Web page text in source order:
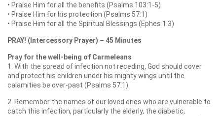
• Praise Him for all the benefits (Psalms 103:1-5)
• Praise Him for his protection (Psalms 57:1)
• Praise Him for all the Spiritual Blessings (Ephes 1:3)
PRAY! (Intercessory Prayer) – 45 Minutes
Pray for the well-being of Carmeleans
1. With the spread of infection not receding, God should cover
and protect his children under his mighty wings until the
calamities be over-past (Psalms 57:1)
2. Remember the names of our loved ones who are vulnerable to
catch this infection, particularly the elderly, the diabetic,